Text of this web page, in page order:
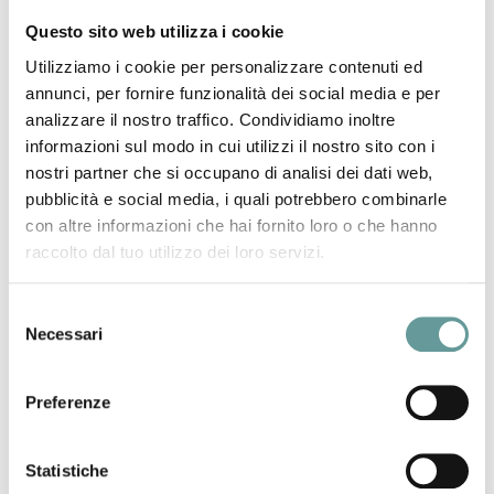
Questo sito web utilizza i cookie
Utilizziamo i cookie per personalizzare contenuti ed
annunci, per fornire funzionalità dei social media e per
analizzare il nostro traffico. Condividiamo inoltre
informazioni sul modo in cui utilizzi il nostro sito con i
nostri partner che si occupano di analisi dei dati web,
pubblicità e social media, i quali potrebbero combinarle
con altre informazioni che hai fornito loro o che hanno
raccolto dal tuo utilizzo dei loro servizi.
delNecessari
Preferenze
Statistiche
Lucca
Venerdì 29 Settembre 2017
dalle ore 16 in poi
Per conoscere le nostre iniziative consulta questa
pagina.
Per conoscere gli eventi in tutta la Toscana visita il
sito www.bright-toscana.it oppure segui i canali
social
La Notte Europea dei Vulcani
È una iniziativa di divulgazione scientifica
organizzata e promossa dall’Instituto Volcanológico
de Canarias (INVOLCAN) in collaborazione con altre
istituzioni e che si svolge in contemporanea alla
dell’iniziativa è quello di far dialogare il grande
pubblico, in maniera rilassata e informale, con i
http://volcanoesnight.com/
Prev 1 9
…